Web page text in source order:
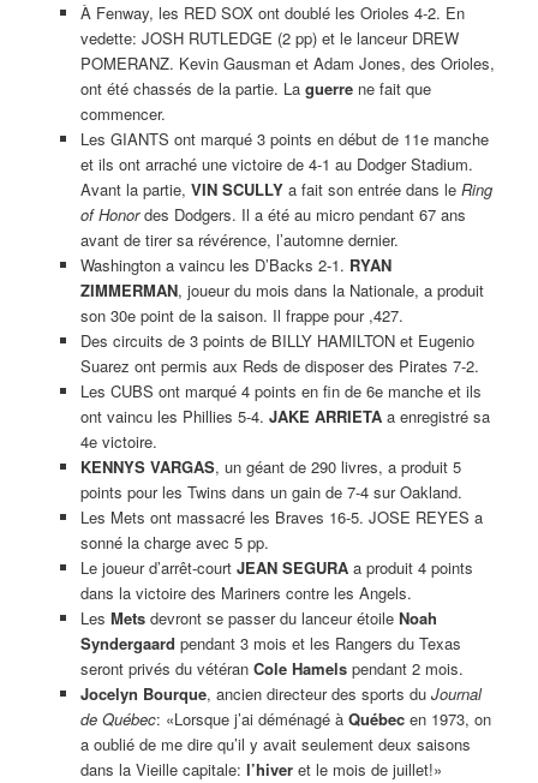
À Fenway, les RED SOX ont doublé les Orioles 4-2. En
vedette: JOSH RUTLEDGE (2 pp) et le lanceur DREW
POMERANZ. Kevin Gausman et Adam Jones, des Orioles,
ont été chassés de la partie. La guerrene fait que
commencer.
Les GIANTS ont marqué 3 points en début de 11e manche
et ils ont arraché une victoire de 4-1 au Dodger Stadium.
Avant la partie, VIN SCULLY a fait son entrée dans le Ring
of Honordes Dodgers. Il a été au micro pendant 67 ans
avant de tirer sa révérence, l’automne dernier.
Washington a vaincu les D’Backs 2-1. RYAN
ZIMMERMAN, joueur du mois dans la Nationale, a produit
son 30e point de la saison. Il frappe pour ,427.
Des circuits de 3 points de BILLY HAMILTON et Eugenio
Suarez ont permis aux Reds de disposer des Pirates 7-2.
Les CUBS ont marqué 4 points en fin de 6e manche et ils
ont vaincu les Phillies 5-4. JAKE ARRIETAa enregistré sa
4e victoire.
KENNYS VARGAS, un géant de 290 livres, a produit 5
points pour les Twins dans un gain de 7-4 sur Oakland.
Les Mets ont massacré les Braves 16-5. JOSE REYES a
sonné la charge avec 5 pp.
Le joueur d’arrêt-court JEAN SEGURAa produit 4 points
dans la victoire des Mariners contre les Angels.
Les Metsdevront se passer du lanceur étoile Noah
Syndergaard pendant 3 mois et les Rangers du Texas
seront privés du vétéran Cole Hamelspendant 2 mois.
Jocelyn Bourque, ancien directeur des sports du Journal
de Québec: «Lorsque j’ai déménagé à Québecen 1973, on
a oublié de me dire qu’il y avait seulement deux saisons
dans la Vieille capitale: l’hiveret le mois de juillet!»